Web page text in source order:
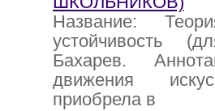
Название:
устойчивость
Бахарев.
движения
приобрела в